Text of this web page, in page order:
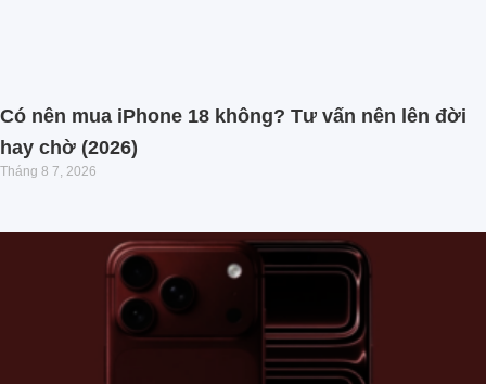
Có nên mua iPhone 18 không? Tư vấn nên lên đời
hay chờ (2026)
Tháng 8 7, 2026